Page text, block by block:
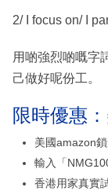
2/ I focus on/ I
用啲強烈啲嘅字
己做好呢份工。
限時優惠
美國amazon
輸入「
香港用家真實